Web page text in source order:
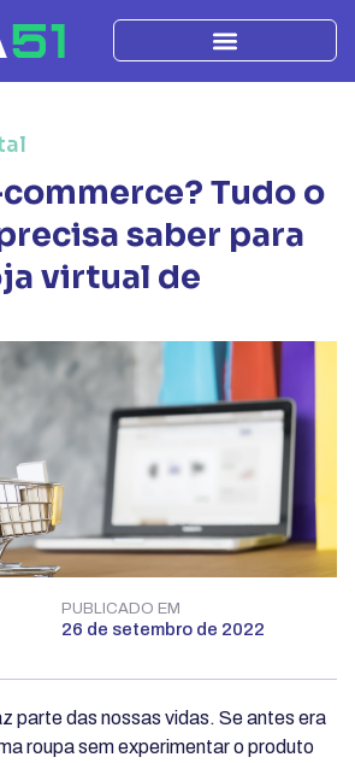
Tudo o
saber para
virtual de
PUBLICADO EM
26 de setembro de 2022
parte das nossas vidas. Se antes era
roupa sem experimentar o produto